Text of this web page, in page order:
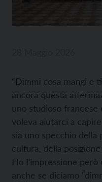
“Dimmi cosa mangi e
ancora questa
uno studioso francese
voleva aiutarci a
sia uno specchio della
cultura, della
Ho l’impressione però
anche se diciamo